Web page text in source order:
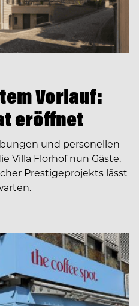
Vorlauf:
eröffnet
und personellen
Villa Florhof nun Gäste.
Prestigeprojekts lässt